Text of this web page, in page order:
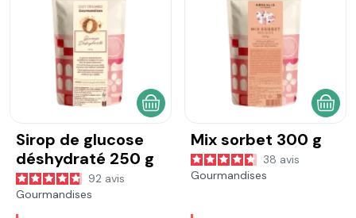
Sirop de glucose
déshydraté 250 g
92 avis
Gourmandises
AJOUTER AU PANIER
Mix sorbet 300 g
38 avis
Gourmandises